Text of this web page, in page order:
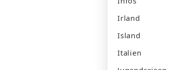
Irland
Island
Italien